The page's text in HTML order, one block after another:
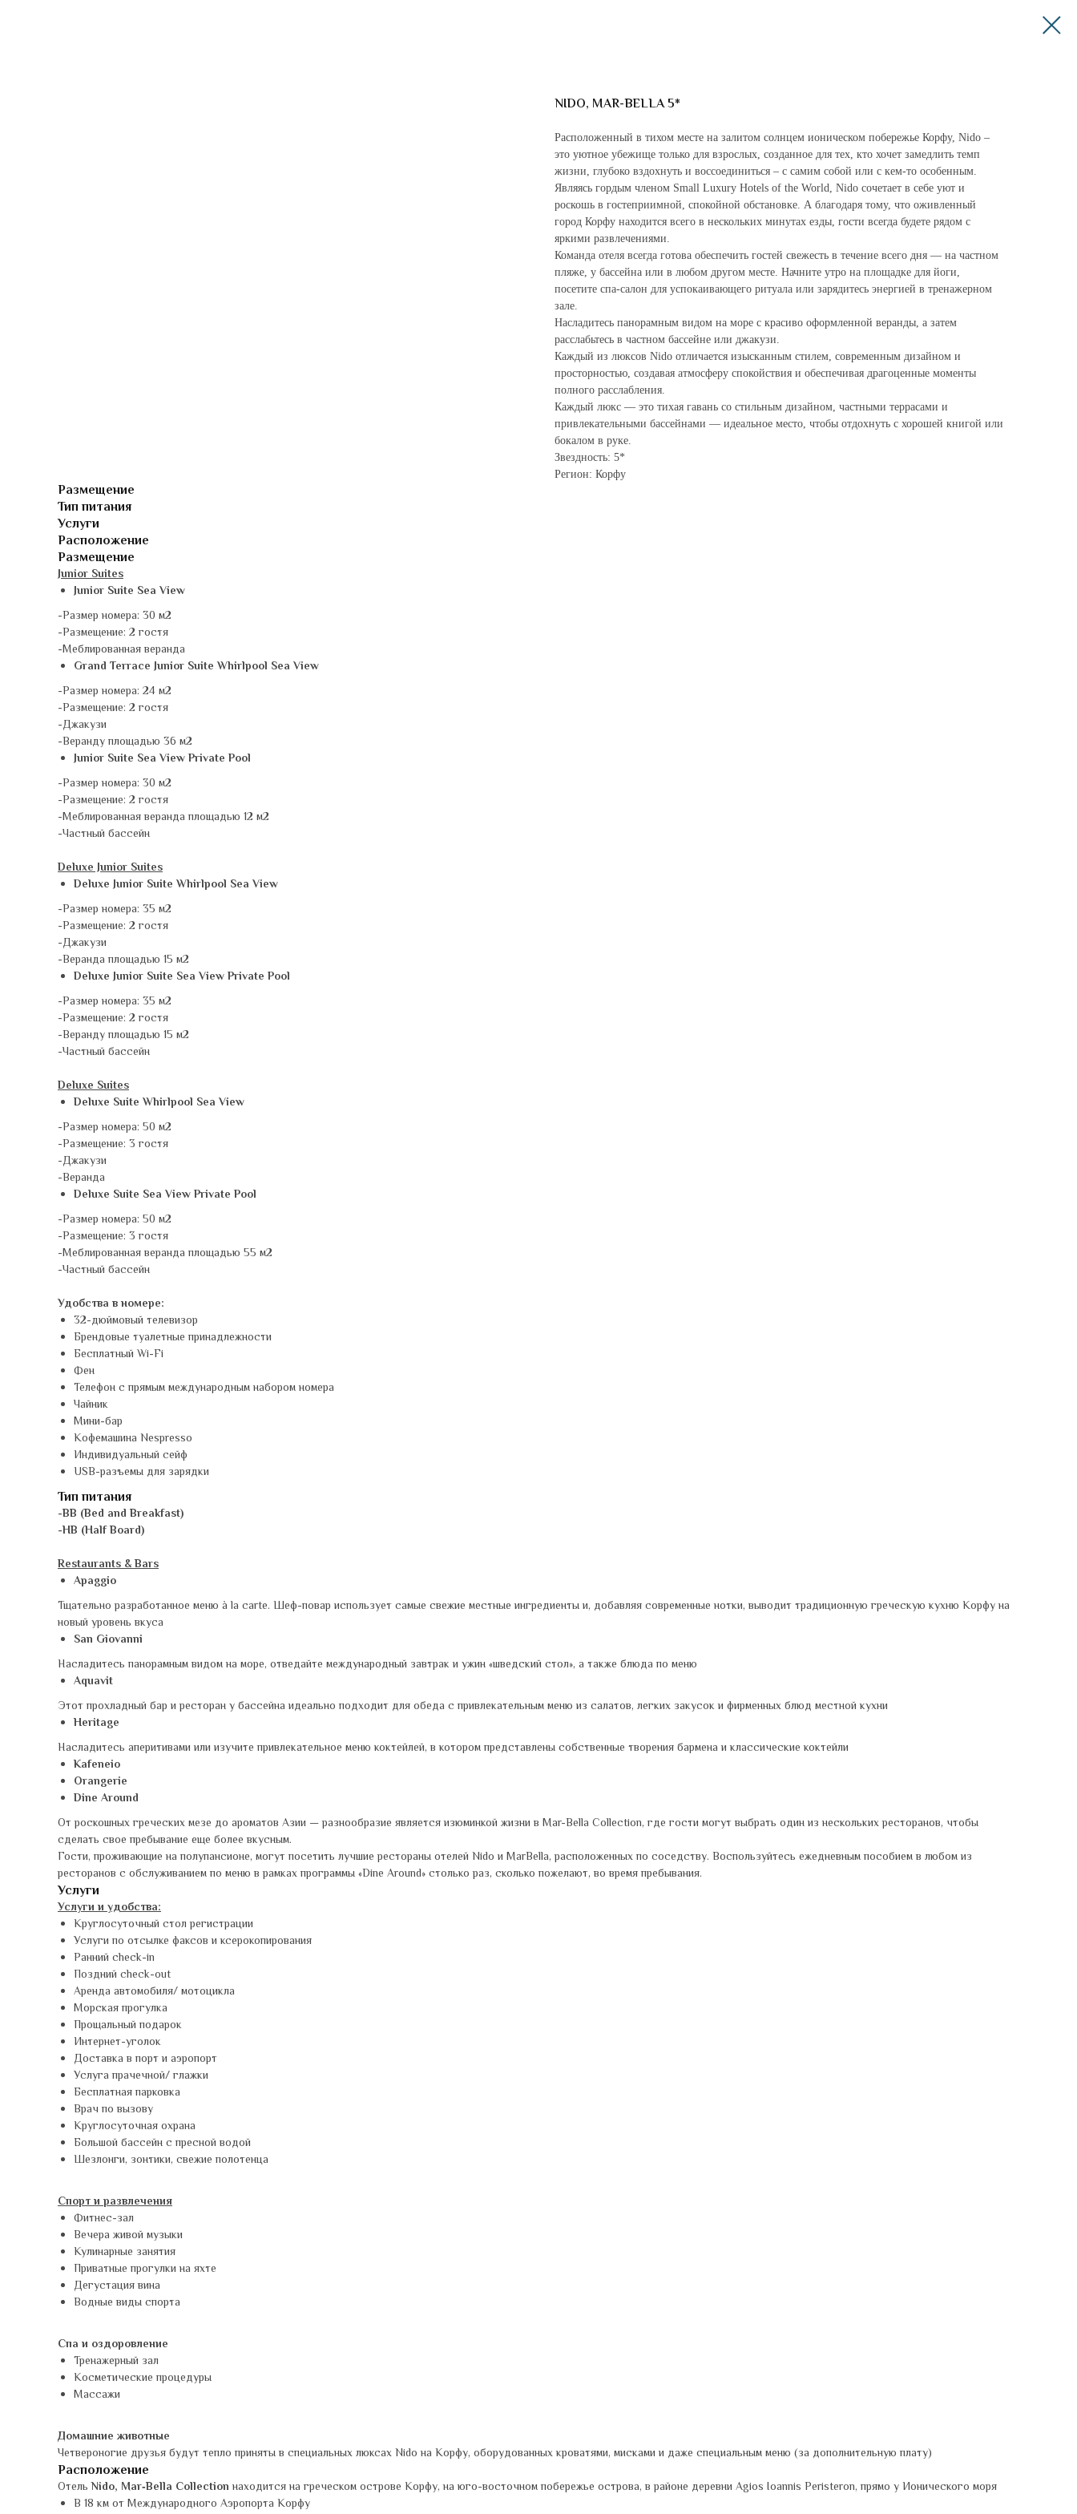
NIDO, MAR-BELLA 5*
Расположенный в тихом месте на залитом солнцем ионическом побережье Корфу, Nido –
это уютное убежище только для взрослых, созданное для тех, кто хочет замедлить темп
жизни, глубоко вздохнуть и воссоединиться – с самим собой или с кем-то особенным.
Являясь гордым членом Small Luxury Hotels of the World, Nido сочетает в себе уют и
роскошь в гостеприимной, спокойной обстановке. А благодаря тому, что оживленный
город Корфу находится всего в нескольких минутах езды, гости всегда будете рядом с
яркими развлечениями.
Команда отеля всегда готова обеспечить гостей свежесть в течение всего дня — на частном
пляже, у бассейна или в любом другом месте. Начните утро на площадке для йоги,
посетите спа-салон для успокаивающего ритуала или зарядитесь энергией в тренажерном
зале.
Насладитесь панорамным видом на море с красиво оформленной веранды, а затем
расслабьтесь в частном бассейне или джакузи.
Каждый из люксов Nido отличается изысканным стилем, современным дизайном и
просторностью, создавая атмосферу спокойствия и обеспечивая драгоценные моменты
полного расслабления.
Каждый люкс — это тихая гавань со стильным дизайном, частными террасами и
привлекательными бассейнами — идеальное место, чтобы отдохнуть с хорошей книгой или
бокалом в руке.
Звездность: 5*
Регион: Корфу
Размещение
Тип питания
Услуги
Расположение
Размещение
Junior Suites
Junior Suite Sea View
-Размер номера: 30 м2
-Размещение: 2 гостя
-Меблированная веранда
Grand Terrace Junior Suite Whirlpool Sea View
-Размер номера: 24 м2
-Размещение: 2 гостя
-Джакузи
-Веранду площадью 36 м2
Junior Suite Sea View Private Pool
-Размер номера: 30 м2
-Размещение: 2 гостя
-Меблированная веранда площадью 12 м2
-Частный бассейн
Deluxe Junior Suites
Deluxe Junior Suite Whirlpool Sea View
-Размер номера: 35 м2
-Размещение: 2 гостя
-Джакузи
-Веранда площадью 15 м2
Deluxe Junior Suite Sea View Private Pool
-Размер номера: 35 м2
-Размещение: 2 гостя
-Веранду площадью 15 м2
-Частный бассейн
Deluxe Suites
Deluxe Suite Whirlpool Sea View
-Размер номера: 50 м2
-Размещение: 3 гостя
-Джакузи
-Веранда
Deluxe Suite Sea View Private Pool
-Размер номера: 50 м2
-Размещение: 3 гостя
-Меблированная веранда площадью 55 м2
-Частный бассейн
Удобства в номере:
32-дюймовый телевизор
Брендовые туалетные принадлежности
Бесплатный Wi-Fi
Фен
Телефон с прямым международным набором номера
Чайник
Мини-бар
Кофемашина Nespresso
Индивидуальный сейф
USB-разъемы для зарядки
Тип питания
-BB (Bed and Breakfast)
-HB (Half Board)
Restaurants & Bars
Apaggio
Тщательно разработанное меню à la carte. Шеф-повар использует самые свежие местные ингредиенты и, добавляя современные нотки, выводит традиционную греческую кухню Корфу на
новый уровень вкуса
San Giovanni
Насладитесь панорамным видом на море, отведайте международный завтрак и ужин «шведский стол», а также блюда по меню
Aquavit
Этот прохладный бар и ресторан у бассейна идеально подходит для обеда с привлекательным меню из салатов, легких закусок и фирменных блюд местной кухни
Heritage
Насладитесь аперитивами или изучите привлекательное меню коктейлей, в котором представлены собственные творения бармена и классические коктейли
Kafeneio
Orangerie
Dine Around
От роскошных греческих мезе до ароматов Азии — разнообразие является изюминкой жизни в Mar-Bella Collection, где гости могут выбрать один из нескольких ресторанов, чтобы
сделать свое пребывание еще более вкусным.
Гости, проживающие на полупансионе, могут посетить лучшие рестораны отелей Nido и MarBella, расположенных по соседству. Воспользуйтесь ежедневным пособием в любом из
ресторанов с обслуживанием по меню в рамках программы «Dine Around» столько раз, сколько пожелают, во время пребывания.
Услуги
Услуги и удобства:
Круглосуточный стол регистрации
Услуги по отсылке факсов и ксерокопирования
Ранний check-in
Поздний check-out
Аренда автомобиля/ мотоцикла
Морская прогулка
Прощальный подарок
Интернет-уголок
Доставка в порт и аэропорт
Услуга прачечной/ глажки
Бесплатная парковка
Врач по вызову
Круглосуточная охрана
Большой бассейн с пресной водой
Шезлонги, зонтики, свежие полотенца
Спорт и развлечения
Фитнес-зал
Вечера живой музыки
Кулинарные занятия
Приватные прогулки на яхте
Дегустация вина
Водные виды спорта
Спа и оздоровление
Тренажерный зал
Косметические процедуры
Массажи
Домашние животные
Четвероногие друзья будут тепло приняты в специальных люксах Nido на Корфу, оборудованных кроватями, мисками и даже специальным меню (за дополнительную плату)
Расположение
ОтельNido, Mar‑Bella Collectionнаходится на греческом острове Корфу, на юго-восточном побережье острова, в районе деревни Agios Ioannis Peristeron, прямо у Ионического моря
В 18 км от Международного Аэропорта Корфу